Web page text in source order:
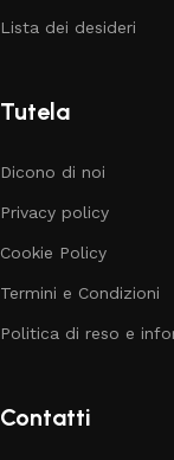
Lista dei desideri
Tutela
Dicono di noi
Privacy policy
Cookie Policy
Termini e Condizioni
Politica di reso e
Contatti